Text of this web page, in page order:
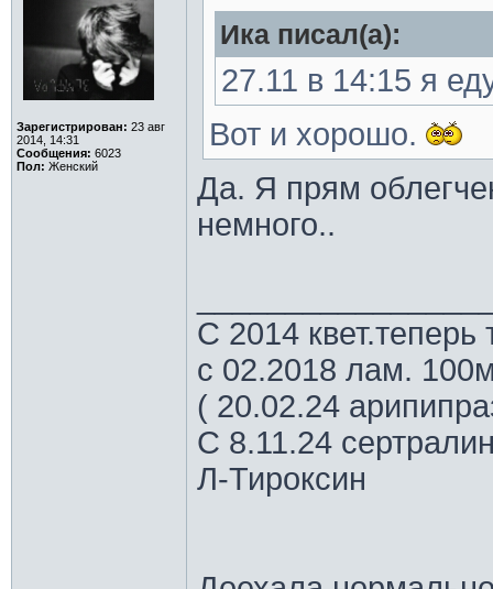
Зарегистрирован: 23 авг
2014, 14:31
Сообщения: 6023
Пол: Женский
Ика писал(а):
27.11 в 14:15 я
Вот и хорошо.
Да. Я прям
немного..
С 2014 квет.теперь
с 02.2018 лам.
( 20.02.24
С 8.11.24
Л-Тироксин